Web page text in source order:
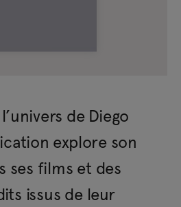
de Diego
explore son
ses films et des
issus de leur